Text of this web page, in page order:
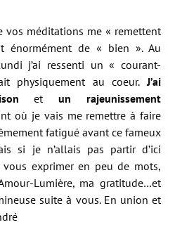
vos méditations me « remettent
de « bien ». Au
j’ai ressenti un « courant-
physiquement au coeur. J’ai
etun rajeunissement
où je vais me remettre à faire
fatigué avant ce fameux
si je n’allais pas partir d’ici
exprimer en peu de mots,
Lumière, ma gratitude…et
suite à vous. En union et